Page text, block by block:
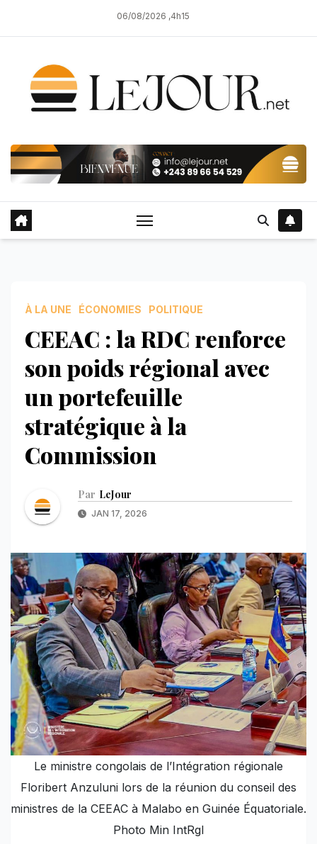
06/08/2026 ,4h15
À LA UNE ÉCONOMIES POLITIQUE
CEEAC : la RDC renforce
son poids régional avec
un portefeuille
stratégique à la
Commission
Par LeJour
JAN 17, 2026
Le ministre congolais de l’Intégration régionale
Floribert Anzuluni lors de la réunion du conseil des
ministres de la CEEAC à Malabo en Guinée Équatoriale.
Photo Min IntRgl